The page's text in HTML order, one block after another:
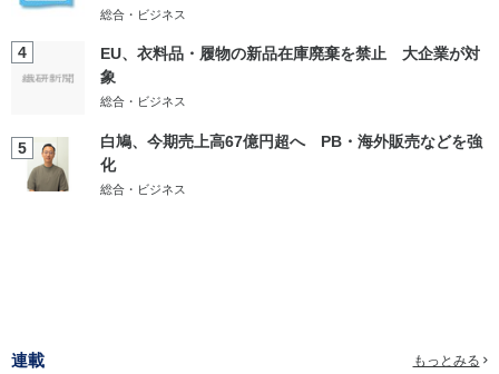
総合・ビジネス
4
EU、衣料品・履物の新品在庫廃棄を禁止 大企業が対
象
総合・ビジネス
5
白鳩、今期売上高67億円超へ PB・海外販売などを強
化
総合・ビジネス
連載 もっとみる